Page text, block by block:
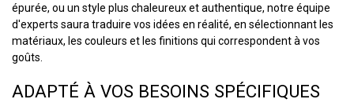
épurée, ou un style plus chaleureux et authentique, notre équipe
d'experts saura traduire vos idées en réalité, en sélectionnant les
matériaux, les couleurs et les finitions qui correspondent à vos
goûts.
ADAPTÉ À VOS BESOINS SPÉCIFIQUES